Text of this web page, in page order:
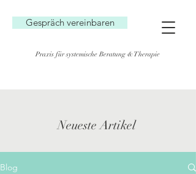
Praxis für systemische Beratung & Therapie
Gespräch vereinbaren
Neueste Artikel
Blog